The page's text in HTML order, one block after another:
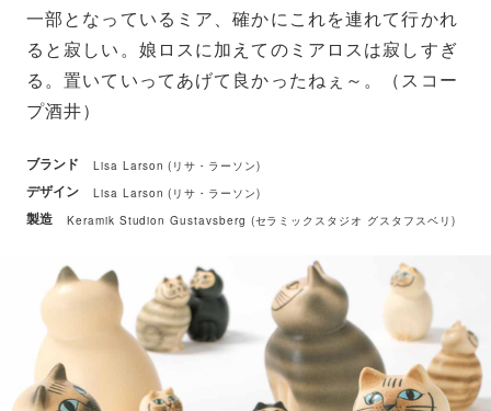
一部となっているミア、確かにこれを連れて行かれ
ると寂しい。娘ロスに加えてのミアロスは寂しすぎ
る。置いていってあげて良かったねぇ～。（スコー
プ酒井）
ブランド Lisa Larson (リサ・ラーソン)
デザイン Lisa Larson (リサ・ラーソン)
製造 Keramik Studion Gustavsberg (セラミックスタジオ グスタフスベリ)